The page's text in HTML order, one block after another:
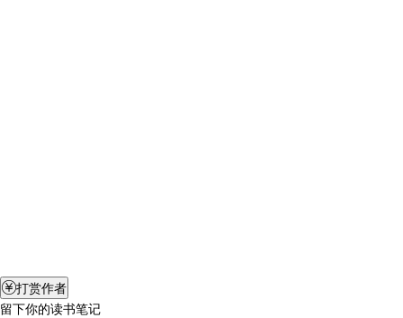
打赏作者
留下你的读书笔记